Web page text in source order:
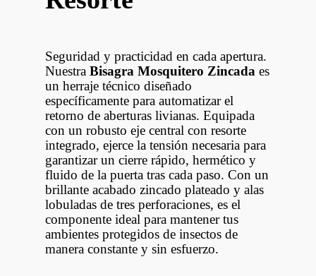
Seguridad y practicidad en cada apertura.
Nuestra Bisagra Mosquitero Zincada es
un herraje técnico diseñado
específicamente para automatizar el
retorno de aberturas livianas. Equipada
con un robusto eje central con resorte
integrado, ejerce la tensión necesaria para
garantizar un cierre rápido, hermético y
fluido de la puerta tras cada paso. Con un
brillante acabado zincado plateado y alas
lobuladas de tres perforaciones, es el
componente ideal para mantener tus
ambientes protegidos de insectos de
manera constante y sin esfuerzo.